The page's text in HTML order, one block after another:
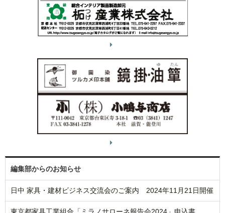
編集部からのお知らせ
日中 家具・建材ビジネス交流会のご案内 2024年11月21日開催